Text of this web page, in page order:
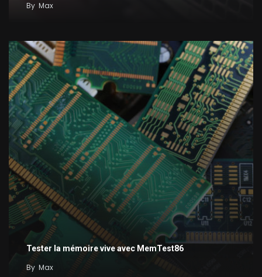
By Max
Tester la mémoire vive avec MemTest86
By Max